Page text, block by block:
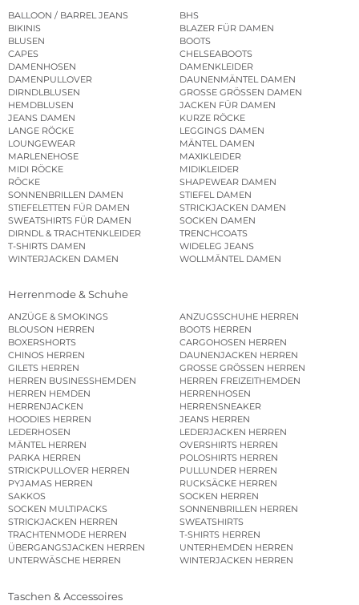
BALLOON / BARREL JEANS
BHS
BIKINIS
BLAZER FÜR DAMEN
BLUSEN
BOOTS
CAPES
CHELSEABOOTS
DAMENHOSEN
DAMENKLEIDER
DAMENPULLOVER
DAUNENMÄNTEL DAMEN
DIRNDLBLUSEN
GROSSE GRÖSSEN DAMEN
HEMDBLUSEN
JACKEN FÜR DAMEN
JEANS DAMEN
KURZE RÖCKE
LANGE RÖCKE
LEGGINGS DAMEN
LOUNGEWEAR
MÄNTEL DAMEN
MARLENEHOSE
MAXIKLEIDER
MIDI RÖCKE
MIDIKLEIDER
RÖCKE
SHAPEWEAR DAMEN
SONNENBRILLEN DAMEN
STIEFEL DAMEN
STIEFELETTEN FÜR DAMEN
STRICKJACKEN DAMEN
SWEATSHIRTS FÜR DAMEN
SOCKEN DAMEN
DIRNDL & TRACHTENKLEIDER
TRENCHCOATS
T-SHIRTS DAMEN
WIDELEG JEANS
WINTERJACKEN DAMEN
WOLLMÄNTEL DAMEN
Herrenmode & Schuhe
ANZÜGE & SMOKINGS
ANZUGSSCHUHE HERREN
BLOUSON HERREN
BOOTS HERREN
BOXERSHORTS
CARGOHOSEN HERREN
CHINOS HERREN
DAUNENJACKEN HERREN
GILETS HERREN
GROSSE GRÖSSEN HERREN
HERREN BUSINESSHEMDEN
HERREN FREIZEITHEMDEN
HERREN HEMDEN
HERRENHOSEN
HERRENJACKEN
HERRENSNEAKER
HOODIES HERREN
JEANS HERREN
LEDERHOSEN
LEDERJACKEN HERREN
MÄNTEL HERREN
OVERSHIRTS HERREN
PARKA HERREN
POLOSHIRTS HERREN
STRICKPULLOVER HERREN
PULLUNDER HERREN
PYJAMAS HERREN
RUCKSÄCKE HERREN
SAKKOS
SOCKEN HERREN
SOCKEN MULTIPACKS
SONNENBRILLEN HERREN
STRICKJACKEN HERREN
SWEATSHIRTS
TRACHTENMODE HERREN
T-SHIRTS HERREN
ÜBERGANGSJACKEN HERREN
UNTERHEMDEN HERREN
UNTERWÄSCHE HERREN
WINTERJACKEN HERREN
Taschen & Accessoires